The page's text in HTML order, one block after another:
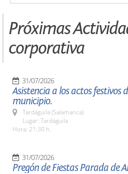
Próximas
corporativa
31/07/2026
Asistencia a los actos festivos
municipio.
Tardáguila (Salamanca)
Lugar: Tardáguila
Hora: 21:30 h.
31/07/2026
Pregón de Fiestas Parada de